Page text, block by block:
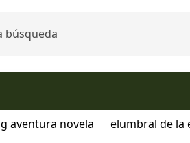
búsqueda
aventura novela elumbral de la